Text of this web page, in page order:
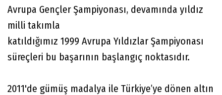
Avrupa Gençler Şampiyonası, devamında yıldız
milli takımla
katıldığımız 1999 Avrupa Yıldızlar Şampiyonası
süreçleri bu başarının başlangıç noktasıdır.
2011'de gümüş madalya ile Türkiye’ye dönen altın